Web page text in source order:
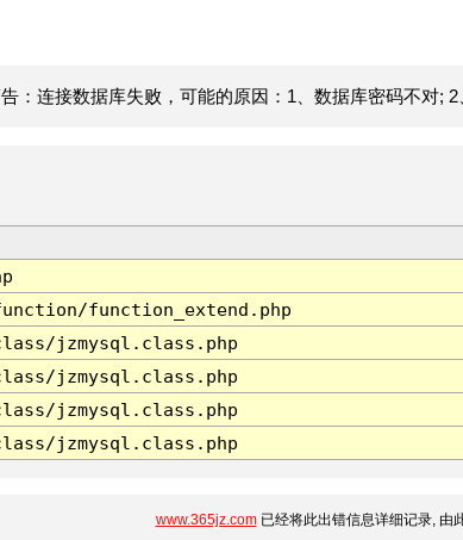
：连接数据库失败，可能的原因：1、数据库密码不对; 2
function_extend.php
jzmysql.class.php
jzmysql.class.php
jzmysql.class.php
jzmysql.class.php
www.365jz.com已经将此出错信息详细记录, 由